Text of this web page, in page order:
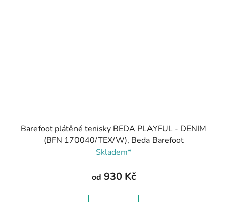
Barefoot plátěné tenisky BEDA PLAYFUL - DENIM
(BFN 170040/TEX/W), Beda Barefoot
Skladem*
od 930 Kč